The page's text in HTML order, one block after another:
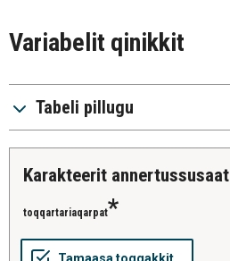
Variabelit qinikkit
Tabeli pillugu
karakteerit annertussusaat
toqqartariaqarpat